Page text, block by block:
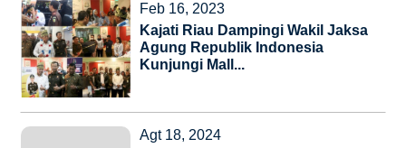
Feb 16, 2023
Kajati Riau Dampingi Wakil Jaksa
Agung Republik Indonesia
Kunjungi Mall...
Agt 18, 2024